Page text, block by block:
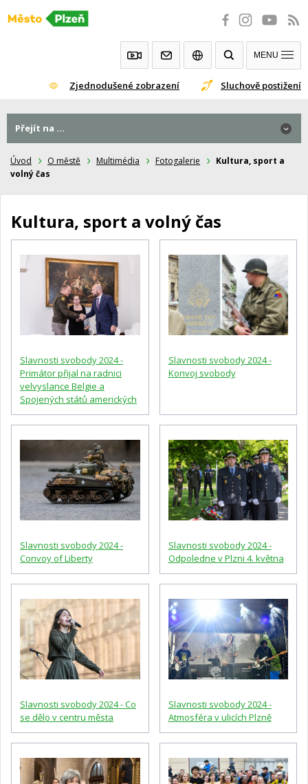
Přeskočit
Zjednodušené zobrazení Sluchově postižení
MENU
Úvod O městě Multimédia Fotogalerie
Kultura, sport a
volný čas
Kultura, sport a volný čas
Slavnosti svobody 2024 -
Primátor přijal na radnici
velvyslance Belgie a
Spojených států amerických
Slavnosti svobody 2024 -
Konvoj svobody
Slavnosti svobody 2024 -
Convoy of Liberty
Slavnosti svobody 2024 -
Odpoledne v Plzni 4. května
Slavnosti svobody 2024 - Co
se dělo v centru města
Slavnosti svobody 2024 -
Atmosféra v ulicích Plzně
Přejít na ...